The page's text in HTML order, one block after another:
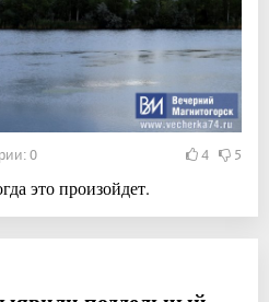
0 4 5
это произойдет.